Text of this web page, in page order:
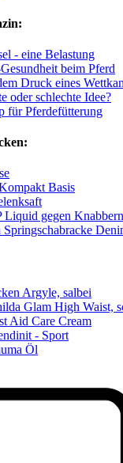
- eine Belastung
beim Pferd
Druck eines
oder schlechte Idee?
für Pferdefütterung
Basis
Liquid gegen
Springschabracke
Argyle, salbei
Glam High Waist,
Aid Care Cream
- Sport
Öl